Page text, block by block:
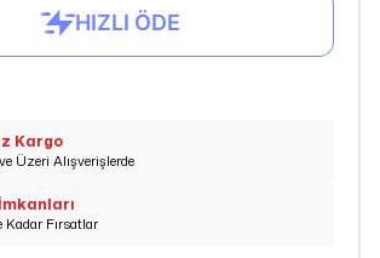
Kargo
Üzeri Alışverişlerde
Kadar Fırsatlar